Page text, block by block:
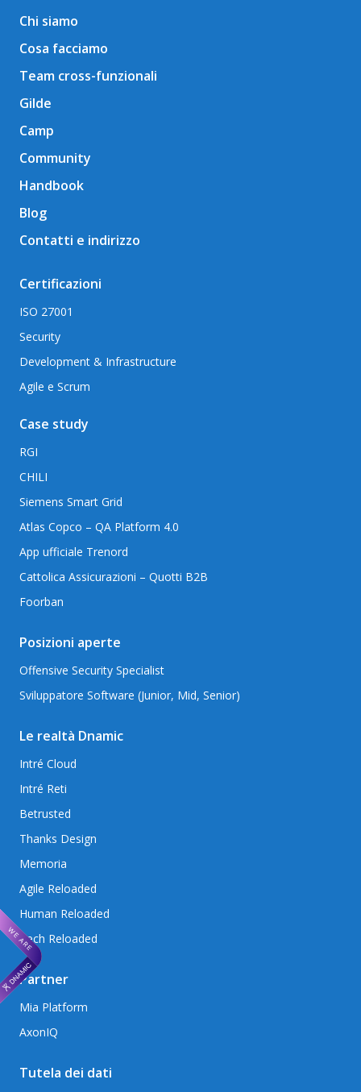
Chi siamo
Cosa facciamo
Team cross-funzionali
Gilde
Camp
Community
Handbook
Blog
Contatti e indirizzo
Certificazioni
ISO 27001
Security
Development & Infrastructure
Agile e Scrum
Case study
RGI
CHILI
Siemens Smart Grid
Atlas Copco – QA Platform 4.0
App ufficiale Trenord
Cattolica Assicurazioni – Quotti B2B
Foorban
Posizioni aperte
Offensive Security Specialist
Sviluppatore Software (Junior, Mid, Senior)
Le realtà Dnamic
Intré Cloud
Intré Reti
Betrusted
Thanks Design
Memoria
Agile Reloaded
Human Reloaded
Tech Reloaded
Partner
Mia Platform
AxonIQ
Tutela dei dati